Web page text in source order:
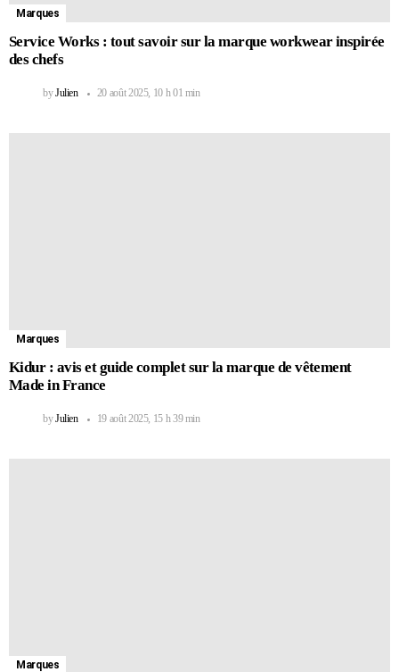
Marques
Service Works : tout savoir sur la marque workwear inspirée
des chefs
byJulien 20 août 2025, 10 h 01 min
Marques
Kidur : avis et guide complet sur la marque de vêtement
Made in France
byJulien 19 août 2025, 15 h 39 min
Marques